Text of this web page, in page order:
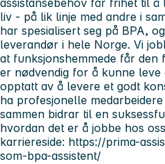
assistansebehov får frihet til å
liv - på lik linje med andre i
har spesialisert seg på BPA,
leverandør i hele Norge. Vi
at funksjonshemmede får den
er nødvendig for å kunne leve
opptatt av å levere et godt
ha profesjonelle
sammen bidrar til en
hvordan det er å jobbe hos
karriereside: https://prima-
som-bpa-assistent/